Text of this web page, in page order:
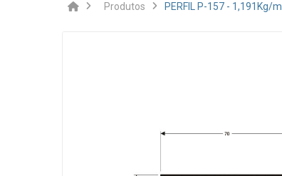
Produtos PERFIL P-157 - 1,191Kg/m